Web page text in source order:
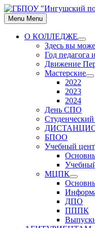
Skip
to
content
Menu Menu
О КОЛЛЕДЖЕ
sub
Здесь вы
Год педагога
Движение
Мастерские
2022
2023
2024
День СПО
БПОО
Учебный
МЦПК
Show
sub
menu
ДПО
ПППК